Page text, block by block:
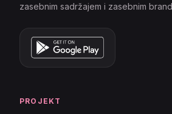
zasebnim sadržajem i zasebnim
PROJEKT